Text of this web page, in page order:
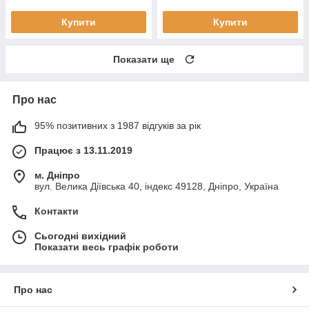
Купити Купити
Показати ще
Про нас
95% позитивних з 1987 відгуків за рік
Працює з 13.11.2019
м. Дніпро
вул. Велика Діївська 40, індекс 49128, Дніпро, Україна
Контакти
Сьогодні вихідний
Показати весь графік роботи
Про нас